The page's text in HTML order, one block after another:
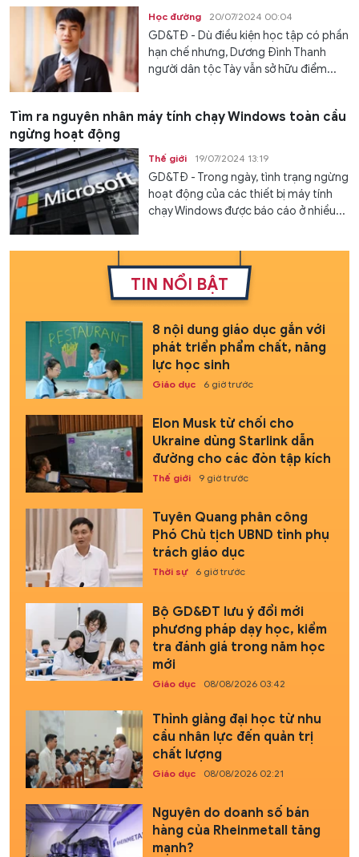
Học đường 20/07/2024 00:04
GD&TĐ - Dù điều kiện học tập có phần
hạn chế nhưng, Dương Đình Thanh
người dân tộc Tày vẫn sở hữu điểm...
Tìm ra nguyên nhân máy tính chạy Windows toàn cầu
ngừng hoạt động
Thế giới 19/07/2024 13:19
GD&TĐ - Trong ngày, tình trạng ngừng
hoạt động của các thiết bị máy tính
chạy Windows được báo cáo ở nhiều...
TIN NỔI BẬT
8 nội dung giáo dục gắn với
phát triển phẩm chất, năng
lực học sinh
Giáo dục 6 giờ trước
Elon Musk từ chối cho
Ukraine dùng Starlink dẫn
đường cho các đòn tập kích
Thế giới 9 giờ trước
Tuyên Quang phân công
Phó Chủ tịch UBND tỉnh phụ
trách giáo dục
Thời sự 6 giờ trước
Bộ GD&ĐT lưu ý đổi mới
phương pháp dạy học, kiểm
tra đánh giá trong năm học
mới
Giáo dục 08/08/2026 03:42
Thỉnh giảng đại học từ nhu
cầu nhân lực đến quản trị
chất lượng
Giáo dục 08/08/2026 02:21
Nguyên do doanh số bán
hàng của Rheinmetall tăng
mạnh?